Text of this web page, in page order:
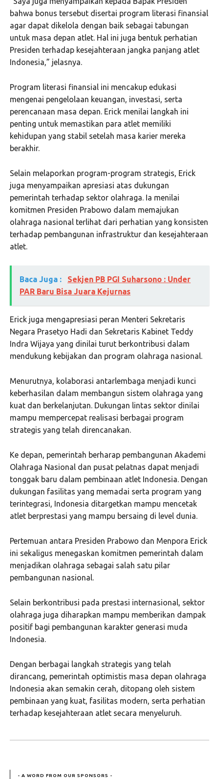
bahwa bonus tersebut disertai program literasi finansial
agar dapat dikelola dengan baik sebagai tabungan
untuk masa depan atlet. Hal ini juga bentuk perhatian
Presiden terhadap kesejahteraan jangka panjang atlet
Indonesia,” jelasnya.
Program literasi finansial ini mencakup edukasi
mengenai pengelolaan keuangan, investasi, serta
perencanaan masa depan. Erick menilai langkah ini
penting untuk memastikan para atlet memiliki
kehidupan yang stabil setelah masa karier mereka
berakhir.
Selain melaporkan program-program strategis, Erick
juga menyampaikan apresiasi atas dukungan
pemerintah terhadap sektor olahraga. Ia menilai
komitmen Presiden Prabowo dalam memajukan
olahraga nasional terlihat dari perhatian yang konsisten
terhadap pembangunan infrastruktur dan kesejahteraan
atlet.
Baca Juga :
Sekjen PB PGI Suharsono : Under
PAR Baru Bisa Juara Kejurnas
Erick juga mengapresiasi peran Menteri Sekretaris
Negara Prasetyo Hadi dan Sekretaris Kabinet Teddy
Indra Wijaya yang dinilai turut berkontribusi dalam
mendukung kebijakan dan program olahraga nasional.
Menurutnya, kolaborasi antarlembaga menjadi kunci
keberhasilan dalam membangun sistem olahraga yang
kuat dan berkelanjutan. Dukungan lintas sektor dinilai
mampu mempercepat realisasi berbagai program
strategis yang telah direncanakan.
Ke depan, pemerintah berharap pembangunan Akademi
Olahraga Nasional dan pusat pelatnas dapat menjadi
tonggak baru dalam pembinaan atlet Indonesia. Dengan
dukungan fasilitas yang memadai serta program yang
terintegrasi, Indonesia ditargetkan mampu mencetak
atlet berprestasi yang mampu bersaing di level dunia.
Pertemuan antara Presiden Prabowo dan Menpora Erick
ini sekaligus menegaskan komitmen pemerintah dalam
menjadikan olahraga sebagai salah satu pilar
pembangunan nasional.
Selain berkontribusi pada prestasi internasional, sektor
olahraga juga diharapkan mampu memberikan dampak
positif bagi pembangunan karakter generasi muda
Indonesia.
Dengan berbagai langkah strategis yang telah
dirancang, pemerintah optimistis masa depan olahraga
Indonesia akan semakin cerah, ditopang oleh sistem
pembinaan yang kuat, fasilitas modern, serta perhatian
terhadap kesejahteraan atlet secara menyeluruh.
- A WORD FROM OUR SPONSORS -